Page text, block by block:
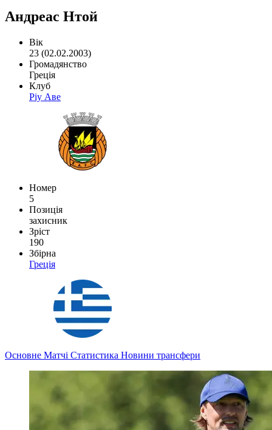
Андреас Нтой
Вік
23 (02.02.2003)
Громадянство
Греція
Клуб
Ріу Аве
Номер
5
Позиція
захисник
Зріст
190
Збірна
Греція
Основне Матчі Статистика Новини трансфери